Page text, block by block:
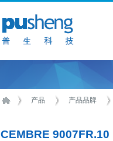
产品 产品品牌
CEMBRE 9007FR.10